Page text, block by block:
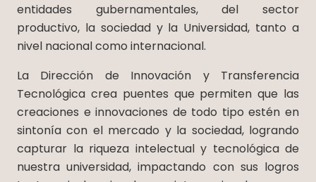
entidades gubernamentales, del sector
productivo, la sociedad y la Universidad, tanto a
nivel nacional como internacional.
La Dirección de Innovación y Transferencia
Tecnológica crea puentes que permiten que las
creaciones e innovaciones de todo tipo estén en
sintonía con el mercado y la sociedad, logrando
capturar la riqueza intelectual y tecnológica de
nuestra universidad, impactando con sus logros